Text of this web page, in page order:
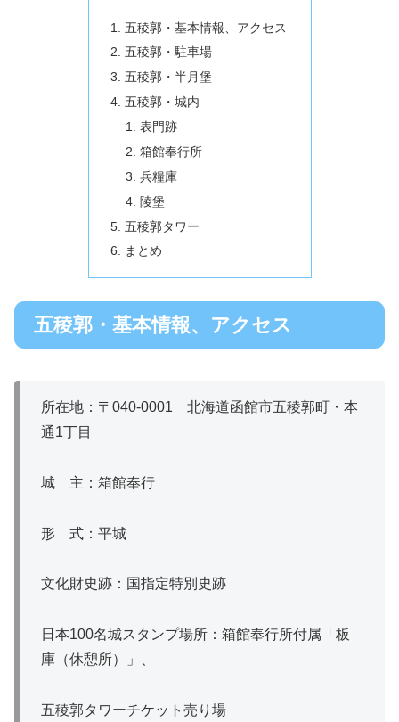
五稜郭・基本情報、アクセス
五稜郭・駐車場
五稜郭・半月堡
五稜郭・城内
表門跡
箱館奉行所
兵糧庫
陵堡
五稜郭タワー
まとめ
五稜郭・基本情報、アクセス
所在地：〒040-0001 北海道函館市五稜郭町・本
通1丁目
城 主：箱館奉行
形 式：平城
文化財史跡：国指定特別史跡
日本100名城スタンプ場所：箱館奉行所付属「板
庫（休憩所）」、
五稜郭タワーチケット売り場